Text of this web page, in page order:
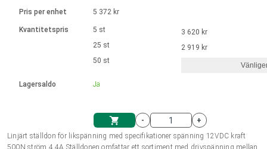
Enhetssystem
Kundkorg
Solenoids
Ø 28-42| 1-1400 rpm | <= 290Ncm
Styrningar borstlösa DC motorer
Styrningar DC motorer
Drivsteg 2-6 A
Synkrona-Asynkrona | för 1-4 ställdon
Synkrona-Asynkrona | för 1-4 ställdon
Français (EUR)
Polski (EUR)
Pris per enhet
Kvantitetspris
Lagersaldo
5 372 kr
5 st
25 st
50 st
Ja
3 620 kr
2 919 kr
-
+
Linjärt ställdon för likspänning med specifikationer spänning 12VDC kraft
500N ström 4,4A Ställdonen omfattar ett sortiment med drivspänning mellan